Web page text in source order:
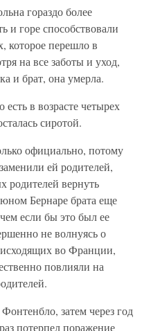
гораздо более
и горе способствовали
которое перешло в
на все заботы и уход,
и брат, она умерла.
в возрасте четырех
сиротой.
официально, потому
ей родителей,
родителей вернуть
Бернаре брата еще
если бы это был ее
не волнуясь о
во Франции,
повлияли на
затем через год
потерпел поражение